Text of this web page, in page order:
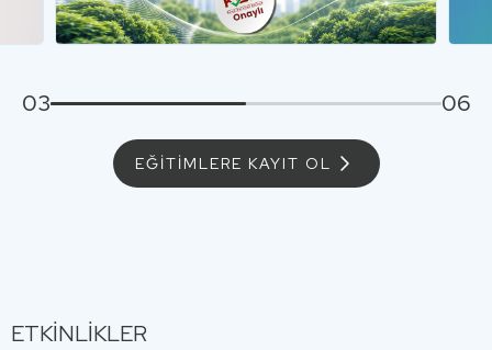
03 06
EĞİTİMLERE KAYIT OL
ETKİNLİKLER